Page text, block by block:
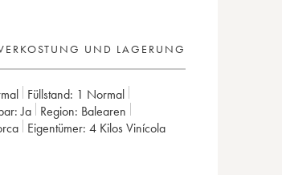
UND LAGERUNG
Füllstand: 1 Normal
ja Region:
Balearen
Eigentümer: 4 Kilos Vinícola